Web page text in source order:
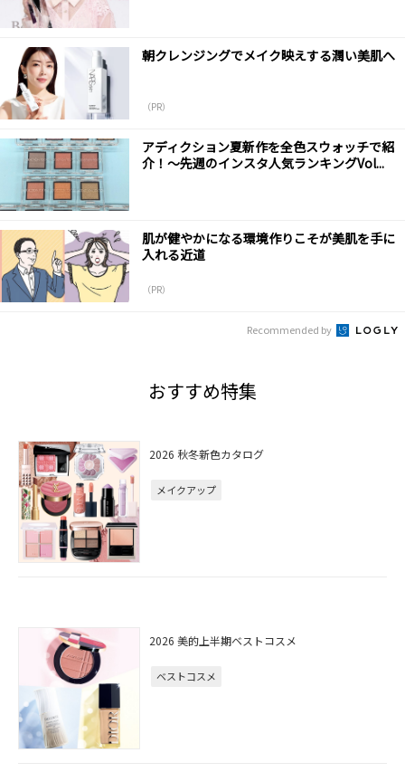
朝クレンジングでメイク映えする潤い美肌へ
（PR）
アディクション夏新作を全色スウォッチで紹
介！～先週のインスタ人気ランキングVol...
肌が健やかになる環境作りこそが美肌を手に
入れる近道
（PR）
Recommended by
おすすめ特集
2026 秋冬新色カタログ
メイクアップ
2026 美的上半期ベストコスメ
ベストコスメ